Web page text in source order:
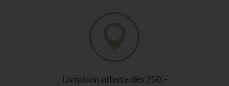
Livraison offerte dès 250.-